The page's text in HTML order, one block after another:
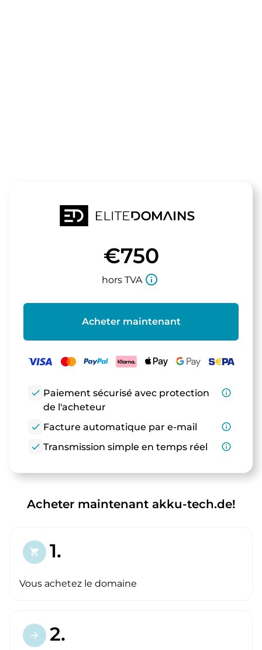
€750
hors TVA info_outline
Acheter maintenant
check Paiement sécurisé avec protection
de l'acheteur
info_outline
check Facture automatique par e-mail
info_outline
check Transmission simple en temps réel info_outline
Acheter maintenant akku-tech.de!
shopping_cart 1.
Vous achetez le domaine
arrow_forward 2.